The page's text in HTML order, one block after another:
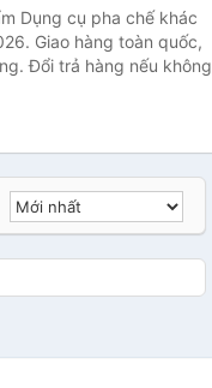
Dụng cụ pha chế khác
Giao hàng toàn quốc,
Đổi trả hàng nếu không